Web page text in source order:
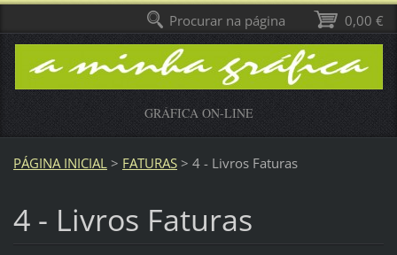
GRÁFICA ON-LINE
PÁGINA INICIAL > FATURAS > 4 - Livros Faturas
4 - Livros Faturas
0,00 €
Procurar na página